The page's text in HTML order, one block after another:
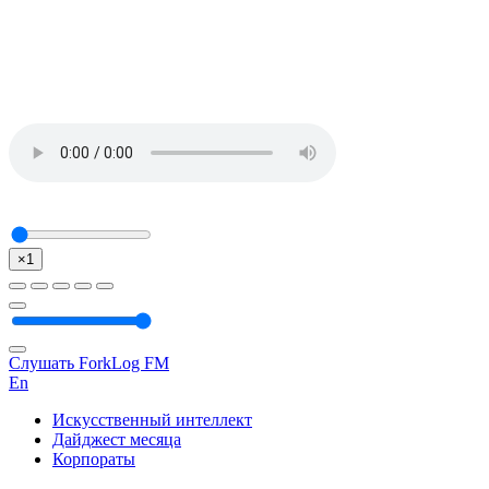
×1
Слушать ForkLog FM
En
Искусственный интеллект
Дайджест месяца
Корпораты